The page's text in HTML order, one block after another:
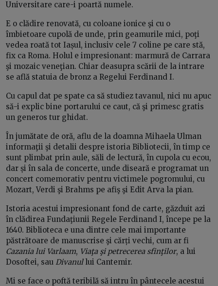
Universitare care-i poartă numele.
E o clădire renovată, cu coloane ionice şi cu o
îmbietoare cupolă de unde, prin geamurile mici, poţi
vedea roată tot Iașul, inclusiv cele 7 coline pe care stă,
fix ca Roma. Holul e impresionant: marmură de Carrara
şi mozaic veneţian. Chiar deasupra scării de la intrare
se află statuia de bronz a Regelui Ferdinand I.
Cu capul dat pe spate ca să studiez tavanul, nici nu apuc
să-i explic bine portarului ce caut, că şi primesc gratis
un generos tur ghidat.
În jumătate de oră, aflu de la doamna Mihaela Ulman
informaţii şi detalii despre istoria Bibliotecii, în timp ce
sunt plimbat prin aule, săli de lectură, în cupola cu ecou,
dar și în sala de concerte, unde diseară e programat un
concert comemorativ pentru victimele pogromului, cu
Mozart, Verdi şi Brahms pe afiş şi Edit Arva la pian.
Istoria acestui impresionant fond de carte, găzduit azi
în clădirea Fundaţiunii Regele Ferdinand I, începe pe la
1640. Biblioteca e una dintre cele mai importante
păstrătoare de manuscrise şi cărți vechi, cum ar fi
Cazania lui Varlaam, Viaţa şi petrecerea sfinţilor, a lui
Dosoftei, sau Divanullui Cantemir.
Mi se face o poftă teribilă să intru în pântecele acestui